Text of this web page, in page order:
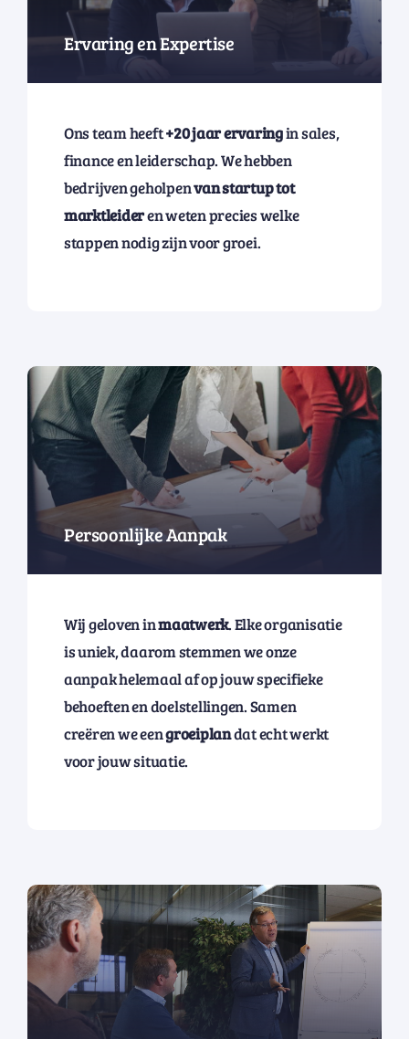
Ervaring en Expertise
Ons team heeft+20 jaar ervaringin sales,
finance en leiderschap. We hebben
bedrijven geholpenvan startup tot
marktleideren weten precies welke
stappen nodig zijn voor groei.
Persoonlijke Aanpak
Wij geloven inmaatwerk. Elke organisatie
is uniek, daarom stemmen we onze
aanpak helemaal af op jouw specifieke
behoeften en doelstellingen. Samen
creëren we eengroeiplandat echt werkt
voor jouw situatie.